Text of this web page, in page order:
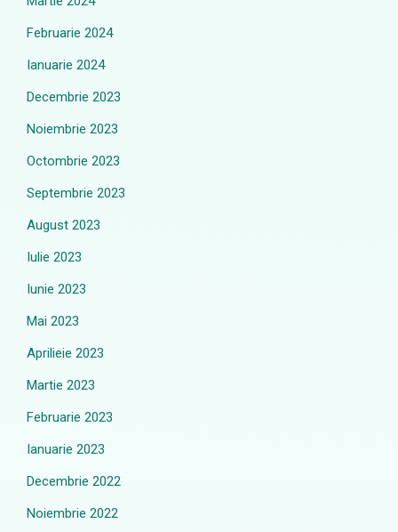
Februarie 2024
Ianuarie 2024
Decembrie 2023
Noiembrie 2023
Octombrie 2023
Septembrie 2023
August 2023
Iulie 2023
Iunie 2023
Mai 2023
Aprilieie 2023
Martie 2023
Februarie 2023
Ianuarie 2023
Decembrie 2022
Noiembrie 2022